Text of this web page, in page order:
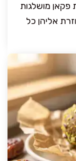
פקאן מושלגות
אליהן כל